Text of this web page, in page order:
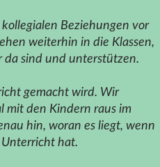
Beziehungen vor
weiterhin in die Klassen,
da sind und unterstützen.
gemacht wird. Wir
mit den Kindern raus im
hin, woran es liegt, wenn
hat.